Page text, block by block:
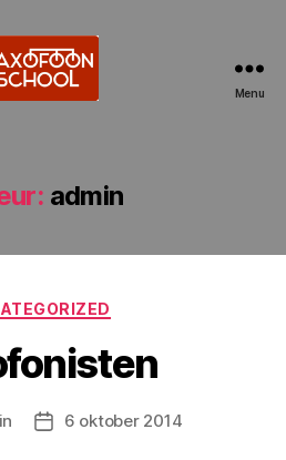
Menu
admin
Categorieën
Berichtdatum
6 oktober 2014